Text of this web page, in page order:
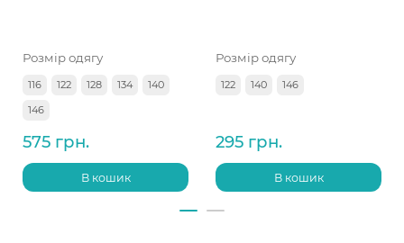
Розмір одягу
116 122 128 134
140
146
575 грн.
В кошик
Розмір одягу
122 140 146
295 грн.
В кошик